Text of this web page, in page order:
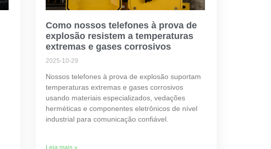
Como nossos telefones à prova de
explosão resistem a temperaturas
extremas e gases corrosivos
2025-10-29
Nossos telefones à prova de explosão suportam
temperaturas extremas e gases corrosivos
usando materiais especializados, vedações
herméticas e componentes eletrônicos de nível
industrial para comunicação confiável.
Leia mais »